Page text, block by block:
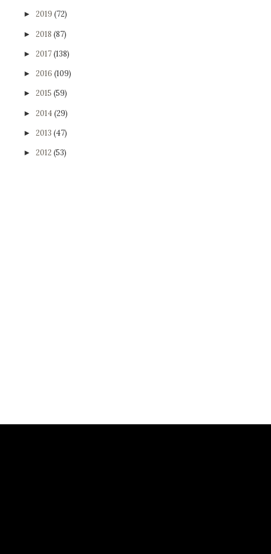
► 2019 (72)
► 2018 (87)
► 2017(138)
► 2016 (109)
► 2015 (59)
► 2014(29)
► 2013 (47)
► 2012 (53)